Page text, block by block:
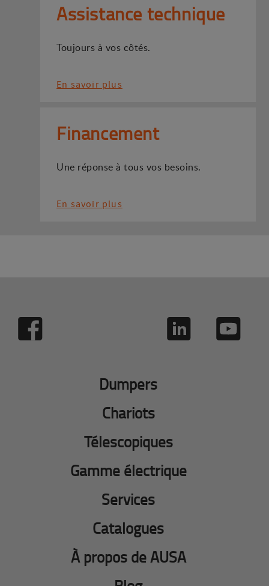
Assistance technique
Toujours à vos côtés.
En savoir plus
Financement
Une réponse à tous vos besoins.
En savoir plus
Dumpers
Chariots
Télescopiques
Gamme électrique
Services
Catalogues
À propos de AUSA